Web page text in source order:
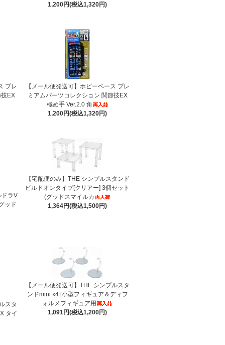
1,200円(税込1,320円)
プレ
EX
【メール便発送可】ホビーベース プレ
ミアムパーツコレクション 関節技EX
極め手 Ver.2.0 角
1,200円(税込1,320円)
ドラV
ッド
【宅配便のみ】THE シンプルスタンド
ビルドオンタイプ[クリアー] 3個セット
(グッドスマイルカ
1,364円(税込1,500円)
スタ
タイ
【メール便発送可】THE シンプルスタ
ンドmini x4 [小型フィギュア＆ディフ
ォルメフィギュア用
1,091円(税込1,200円)